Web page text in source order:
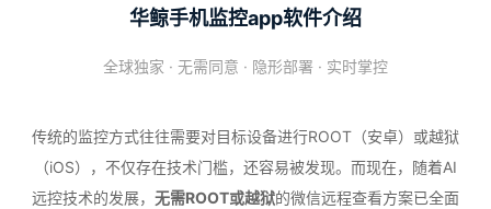
华鲸手机监控app软件介绍
全球独家 · 无需同意 · 隐形部署 · 实时掌控
传统的监控方式往往需要对目标设备进行ROOT（安卓）或越狱
（iOS），不仅存在技术门槛，还容易被发现。而现在，随着AI
远控技术的发展， 无需ROOT或越狱的微信远程查看方案已全面